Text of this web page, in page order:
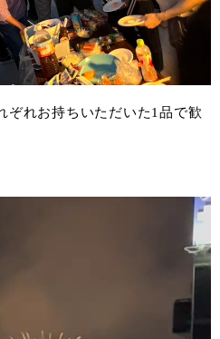
ぞれお持ちいただいた1品で歓